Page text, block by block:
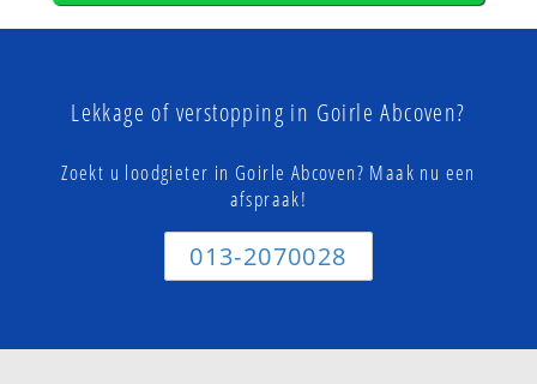
Lekkage of verstopping in Goirle Abcoven?
Zoekt u loodgieter in Goirle Abcoven? Maak nu een
afspraak!
013-2070028